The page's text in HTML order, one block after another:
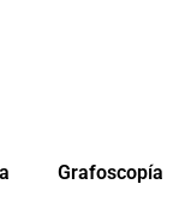
Grafoscopía